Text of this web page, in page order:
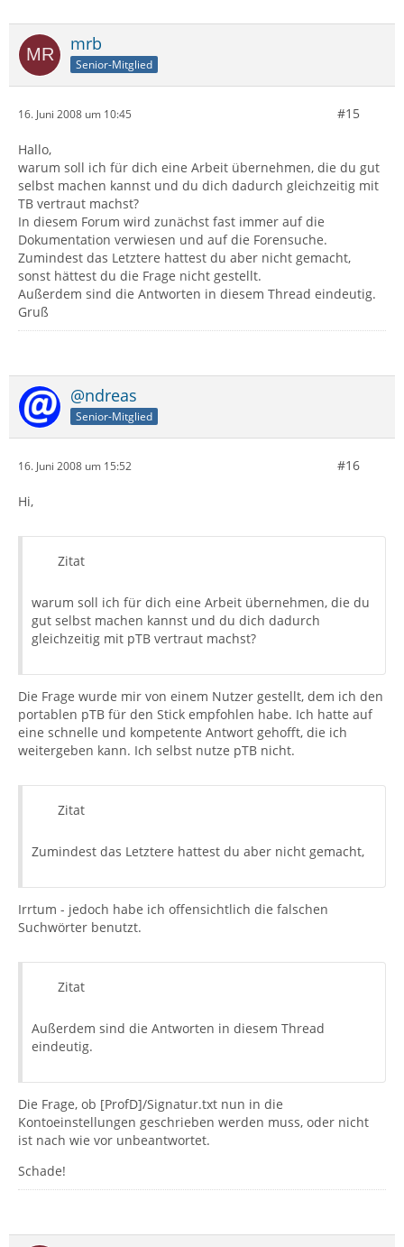
mrb
Senior-Mitglied
16. Juni 2008 um 10:45 #15
Hallo,
warum soll ich für dich eine Arbeit übernehmen, die du gut
selbst machen kannst und du dich dadurch gleichzeitig mit
TB vertraut machst?
In diesem Forum wird zunächst fast immer auf die
Dokumentation verwiesen und auf die Forensuche.
Zumindest das Letztere hattest du aber nicht gemacht,
sonst hättest du die Frage nicht gestellt.
Außerdem sind die Antworten in diesem Thread eindeutig.
Gruß
@ndreas
Senior-Mitglied
16. Juni 2008 um 15:52 #16
Hi,
Zitat
warum soll ich für dich eine Arbeit übernehmen, die du
gut selbst machen kannst und du dich dadurch
gleichzeitig mit pTB vertraut machst?
Die Frage wurde mir von einem Nutzer gestellt, dem ich den
portablen pTB für den Stick empfohlen habe. Ich hatte auf
eine schnelle und kompetente Antwort gehofft, die ich
weitergeben kann. Ich selbst nutze pTB nicht.
Zitat
Zumindest das Letztere hattest du aber nicht gemacht,
Irrtum - jedoch habe ich offensichtlich die falschen
Suchwörter benutzt.
Zitat
Außerdem sind die Antworten in diesem Thread
eindeutig.
Die Frage, ob [ProfD]/Signatur.txt nun in die
Kontoeinstellungen geschrieben werden muss, oder nicht
ist nach wie vor unbeantwortet.
Schade!